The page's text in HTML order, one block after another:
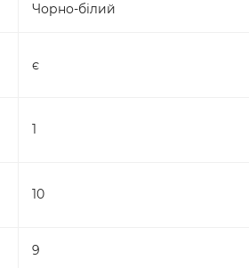
Чорно-білий
є
1
10
9